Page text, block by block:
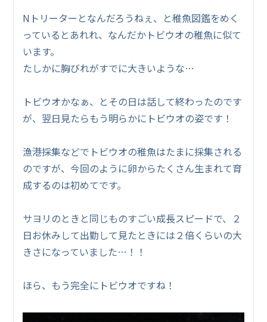
Nトリーターとなんだろうねぇ、と稚魚図鑑をめく
っているとあれれ、なんだかトビウオの稚魚に似て
います。
たしかに胸びれがすでに大きいような…
トビウオかなぁ、とその日は話して終わったのです
が、翌日見たらもう明らかにトビウオの姿です！
漁港採集などでトビウオの稚魚はたまに採集される
のですが、今回のように卵からたくさん生まれて育
成するのは初めてです。
サヨリのときと同じものすごい成長スピードで、２
日お休みして出勤して見たときには２倍くらいの大
きさになっていました…！！
ほら、もう完全にトビウオですね！